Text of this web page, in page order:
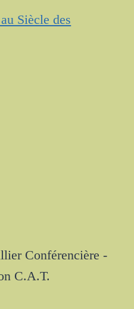
Siècle des
Conférencière -
C.A.T.